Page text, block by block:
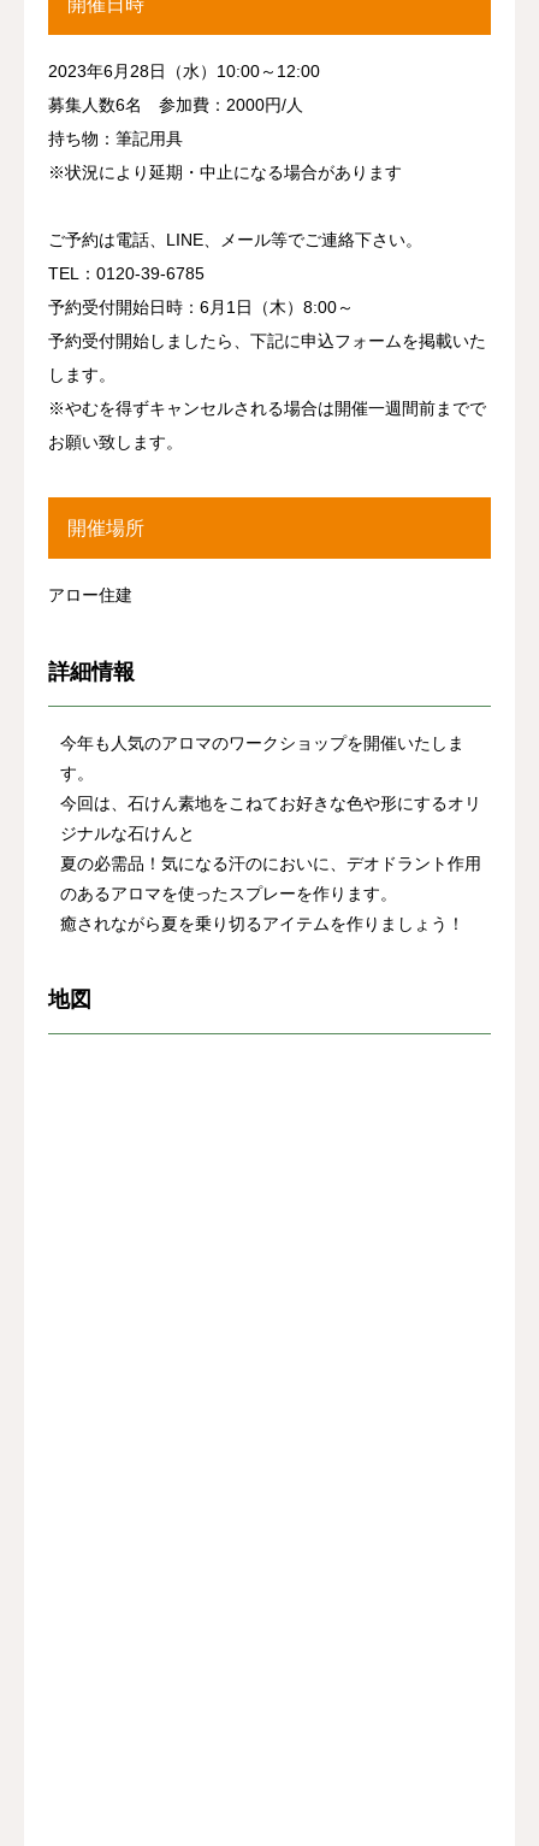
開催日時
2023年6月28日（水）10:00～12:00
募集人数6名 参加費：2000円/人
持ち物：筆記用具
※状況により延期・中止になる場合があります
ご予約は電話、LINE、メール等でご連絡下さい。
TEL：0120-39-6785
予約受付開始日時：6月1日（木）8:00～
予約受付開始しましたら、下記に申込フォームを掲載いた
します。
※やむを得ずキャンセルされる場合は開催一週間前までで
お願い致します。
開催場所
アロー住建
詳細情報
今年も人気のアロマのワークショップを開催いたしま
す。
今回は、石けん素地をこねてお好きな色や形にするオリ
ジナルな石けんと
夏の必需品！気になる汗のにおいに、デオドラント作用
のあるアロマを使ったスプレーを作ります。
癒されながら夏を乗り切るアイテムを作りましょう！
地図